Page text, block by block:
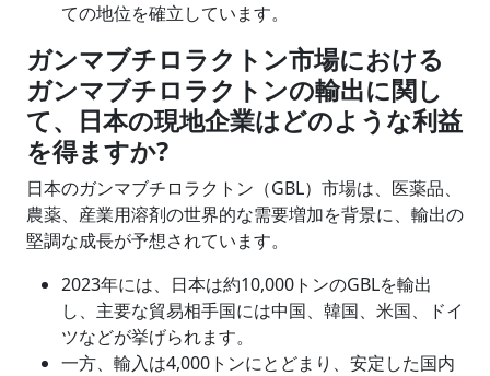
ての地位を確立しています。
ガンマブチロラクトン市場における
ガンマブチロラクトンの輸出に関し
て、日本の現地企業はどのような利益
を得ますか?
日本のガンマブチロラクトン（GBL）市場は、医薬品、
農薬、産業用溶剤の世界的な需要増加を背景に、輸出の
堅調な成長が予想されています。
2023年には、日本は約10,000トンのGBLを輸出
し、主要な貿易相手国には中国、韓国、米国、ドイ
ツなどが挙げられます。
一方、輸入は4,000トンにとどまり、安定した国内